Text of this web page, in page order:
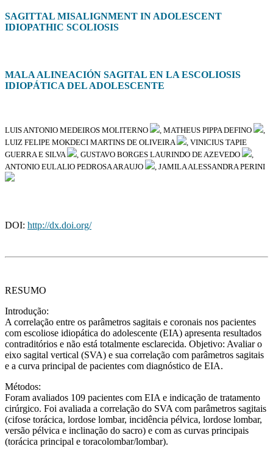
SAGITTAL MISALIGNMENT IN ADOLESCENT
IDIOPATHIC SCOLIOSIS
MALA ALINEACIÓN SAGITAL EN LA ESCOLIOSIS
IDIOPÁTICA DEL ADOLESCENTE
LUIS ANTONIO MEDEIROS MOLITERNO , MATHEUS PIPPA DEFINO
,
LUIZ FELIPE MOKDECI MARTINS DE OLIVEIRA
, VINICIUS TAPIE
GUERRA E SILVA
, GUSTAVO BORGES LAURINDO DE AZEVEDO
,
ANTONIO EULALIO PEDROSA ARAUJO
, JAMILA ALESSANDRA PERINI
DOI: http://dx.doi.org/
RESUMO
Introdução:
A correlação entre os parâmetros sagitais e coronais nos pacientes
com escoliose idiopática do adolescente (EIA) apresenta resultados
contraditórios e não está totalmente esclarecida. Objetivo: Avaliar o
eixo sagital vertical (SVA) e sua correlação com parâmetros sagitais
e a curva principal de pacientes com diagnóstico de EIA.
Métodos:
Foram avaliados 109 pacientes com EIA e indicação de tratamento
cirúrgico. Foi avaliada a correlação do SVA com parâmetros sagitais
(cifose torácica, lordose lombar, incidência pélvica, lordose lombar,
versão pélvica e inclinação do sacro) e com as curvas principais
(torácica principal e toracolombar/lombar).